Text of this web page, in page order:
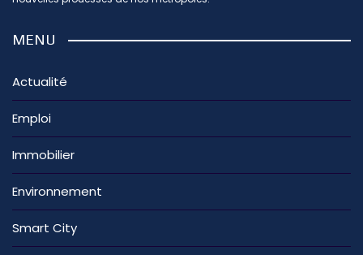
MENU
Actualité
Emploi
Immobilier
Environnement
Smart City